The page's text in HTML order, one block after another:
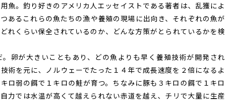
魚。釣り好きのアメリカ人エッセイストである著者は、乱獲によ
あるこれらの魚たちの漁や養殖の現場に出向き、それぞれの魚が
れくらい保全されているのか、どんな方策がとられているかを検
卵が大きいこともあり、どの魚よりも早く養殖技術が開発され
術を元に、ノルウェーでたった１４年で成長速度を２倍になるよ
ロ弱の餌で１キロの鮭が育つ。ちなみに豚も３キロの餌で１キロ
力では水温が高くて越えられない赤道を越え、チリで大量に生産